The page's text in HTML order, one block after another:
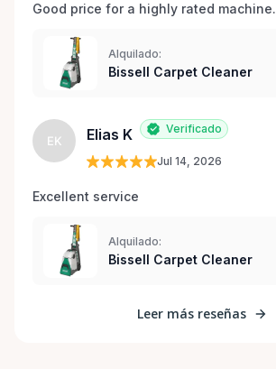
Good price for a highly rated machine.
Alquilado:
Bissell Carpet Cleaner
EK Elias K Verificado
Jul 14, 2026
Excellent service
Alquilado:
Bissell Carpet Cleaner
Leer más reseñas